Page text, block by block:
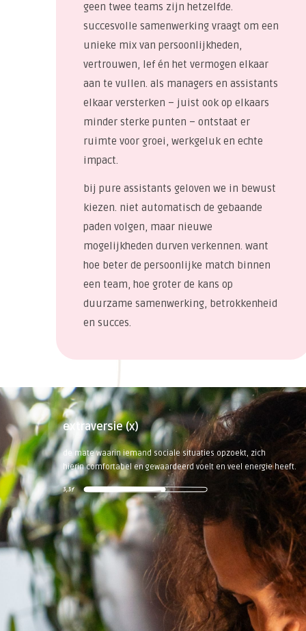
geen twee teams zijn hetzelfde.
succesvolle samenwerking vraagt om een
unieke mix van persoonlijkheden,
vertrouwen, lef én het vermogen elkaar
aan te vullen. als managers en assistants
elkaar versterken – juist ook op elkaars
minder sterke punten – ontstaat er
ruimte voor groei, werkgeluk en echte
impact.
bij pure assistants geloven we in bewust
kiezen. niet automatisch de gebaande
paden volgen, maar nieuwe
mogelijkheden durven verkennen. want
hoe beter de persoonlijke match binnen
een team, hoe groter de kans op
duurzame samenwerking, betrokkenheid
en succes.
extraversie (x)
de mate waarin iemand sociale situaties opzoekt, zich
hierin comfortabel en gewaardeerd voelt en veel energie heeft.